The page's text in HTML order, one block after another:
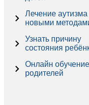
Лечение аутизма
новыми
Узнать причину
состояния
Онлайн обучение
родителей